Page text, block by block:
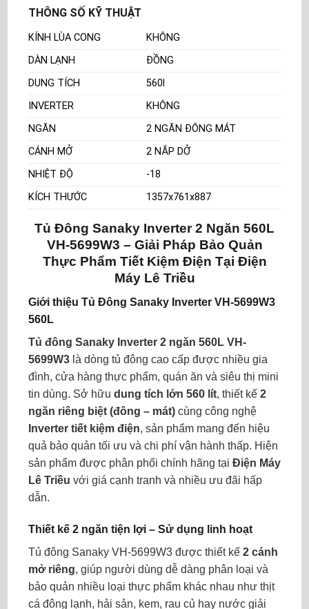
THÔNG SỐ KỸ THUẬT
KÍNH LÙA CONG
KHÔNG
DÀN LẠNH
ĐỒNG
DUNG TÍCH
560l
INVERTER
KHÔNG
NGĂN
2 NGĂN ĐÔNG MÁT
CÁNH MỞ
2 NẮP DỞ
NHIỆT ĐỘ
-18
KÍCH THƯỚC
1357x761x887
Tủ Đông Sanaky Inverter 2 Ngăn 560L
VH-5699W3 – Giải Pháp Bảo Quản
Thực Phẩm Tiết Kiệm Điện Tại Điện
Máy Lê Triều
Giới thiệu Tủ Đông Sanaky Inverter VH-5699W3
560L
Tủ đông Sanaky Inverter 2 ngăn 560L VH-
5699W3 là dòng tủ đông cao cấp được nhiều gia
đình, cửa hàng thực phẩm, quán ăn và siêu thị mini
tin dùng. Sở hữu dung tích lớn 560 lít, thiết kế 2
ngăn riêng biệt (đông – mát) cùng công nghệ
Inverter tiết kiệm điện, sản phẩm mang đến hiệu
quả bảo quản tối ưu và chi phí vận hành thấp. Hiện
sản phẩm được phân phối chính hãng tại Điện Máy
Lê Triều với giá cạnh tranh và nhiều ưu đãi hấp
dẫn.
Thiết kế 2 ngăn tiện lợi – Sử dụng linh hoạt
Tủ đông Sanaky VH-5699W3 được thiết kế 2 cánh
mở riêng, giúp người dùng dễ dàng phân loại và
bảo quản nhiều loại thực phẩm khác nhau như thịt
cá đông lạnh, hải sản, kem, rau củ hay nước giải